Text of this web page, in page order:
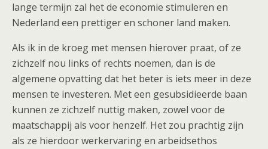
lange termijn zal het de economie stimuleren en
Nederland een prettiger en schoner land maken.
Als ik in de kroeg met mensen hierover praat, of ze
zichzelf nou links of rechts noemen, dan is de
algemene opvatting dat het beter is iets meer in deze
mensen te investeren. Met een gesubsidieerde baan
kunnen ze zichzelf nuttig maken, zowel voor de
maatschappij als voor henzelf. Het zou prachtig zijn
als ze hierdoor werkervaring en arbeidsethos